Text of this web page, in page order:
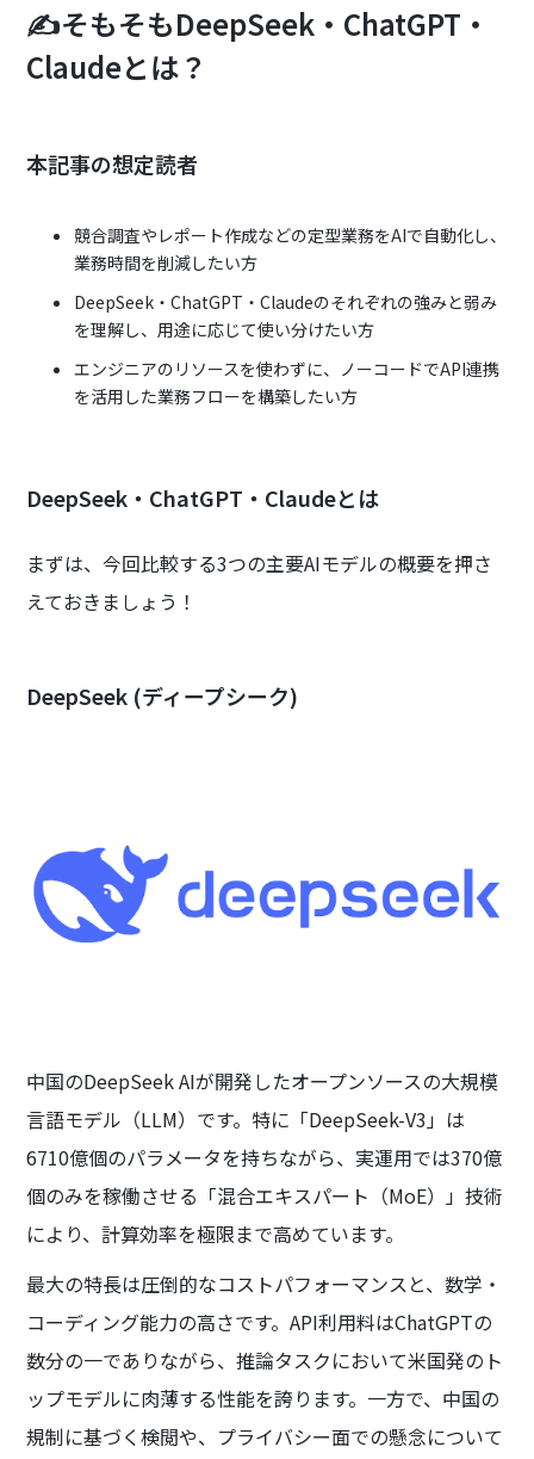
✍️そもそもDeepSeek・ChatGPT・
Claudeとは？
本記事の想定読者
競合調査やレポート作成などの定型業務をAIで自動化し、
業務時間を削減したい方
DeepSeek・ChatGPT・Claudeのそれぞれの強みと弱み
を理解し、用途に応じて使い分けたい方
エンジニアのリソースを使わずに、ノーコードでAPI連携
を活用した業務フローを構築したい方
DeepSeek・ChatGPT・Claudeとは
まずは、今回比較する3つの主要AIモデルの概要を押さ
えておきましょう！
DeepSeek (ディープシーク)
中国のDeepSeek AIが開発したオープンソースの大規模
言語モデル（LLM）です。特に「DeepSeek-V3」は
6710億個のパラメータを持ちながら、実運用では370億
個のみを稼働させる「混合エキスパート（MoE）」技術
により、計算効率を極限まで高めています。
最大の特長は圧倒的なコストパフォーマンスと、数学・
コーディング能力の高さです。API利用料はChatGPTの
数分の一でありながら、推論タスクにおいて米国発のト
ップモデルに肉薄する性能を誇ります。一方で、中国の
規制に基づく検閲や、プライバシー面での懸念について